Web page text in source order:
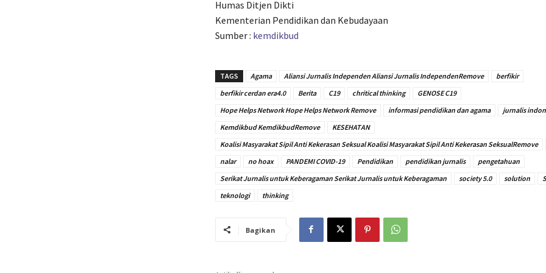
Humas Ditjen Dikti
Kementerian Pendidikan dan Kebudayaan
Sumber : kemdikbud
TAGS Agama Aliansi Jurnalis Independen Aliansi Jurnalis IndependenRemove
berfikir
berfikir cerdan era4.0
Berita C19 chritical thinking
GENOSE C19
Hope Helps Network Hope Helps Network Remove
informasi pendidikan dan agama
jurnalis
Kemdikbud KemdikbudRemove
KESEHATAN
Koalisi Masyarakat Sipil Anti Kekerasan Seksual Koalisi Masyarakat Sipil Anti Kekerasan SeksualRemove
nalar
no hoax PANDEMI COVID-19 Pendidikan pendidikan jurnalis
pengetahuan
Serikat Jurnalis untuk Keberagaman Serikat Jurnalis untuk Keberagaman
society 5.0 solution
teknologi
thinking
Bagikan